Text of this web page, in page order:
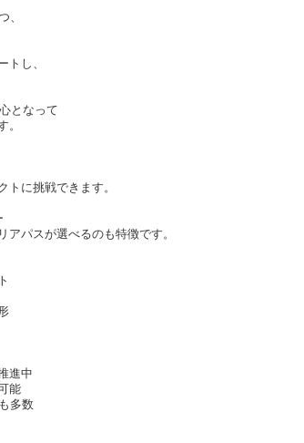
、
トし、
となって
。
に挑戦できます。
パスが選べるのも特徴です。
進中
能
多数